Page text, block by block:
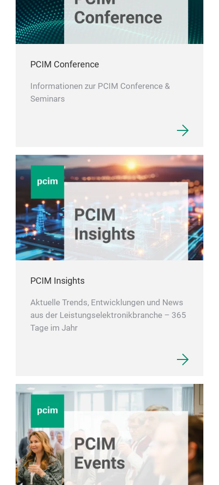
PCIM Conference
Informationen zur PCIM Conference &
Seminars
PCIM Insights
Aktuelle Trends, Entwicklungen und News
aus der Leistungselektronikbranche – 365
Tage im Jahr